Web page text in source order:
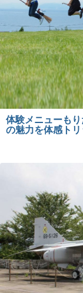
体験メニューも
の魅力を体感ト